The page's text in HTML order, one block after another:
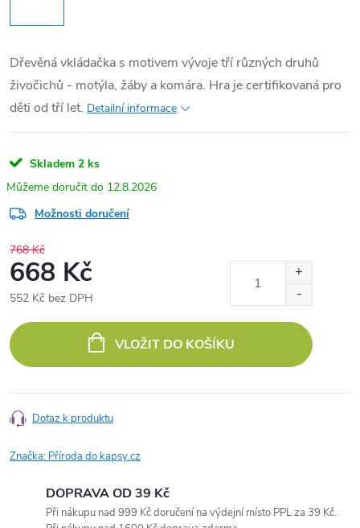
Dřevěná vkládačka s motivem vývoje tří různých druhů
živočichů - motýla, žáby a komára. Hra je certifikovaná pro
děti od tří let. Detailní informace
Skladem 2 ks
12.8.2026
Možnosti doručení
768 Kč
668 Kč
552 Kč bez DPH
cena:
VLOŽIT DO KOŠÍKU
Dotaz k produktu
Značka: Příroda do kapsy.cz
DOPRAVA OD 39 Kč
Při nákupu nad 999 Kč doručení na výdejní místo PPL za 39 Kč.